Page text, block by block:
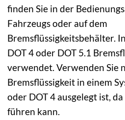
finden Sie in der
Fahrzeugs oder auf dem
Bremsflüssigkeitsbehälter.
DOT 4 oder DOT 5.1
verwendet. Verwenden Sie
Bremsflüssigkeit in einem
oder DOT 4 ausgelegt ist,
führen kann.